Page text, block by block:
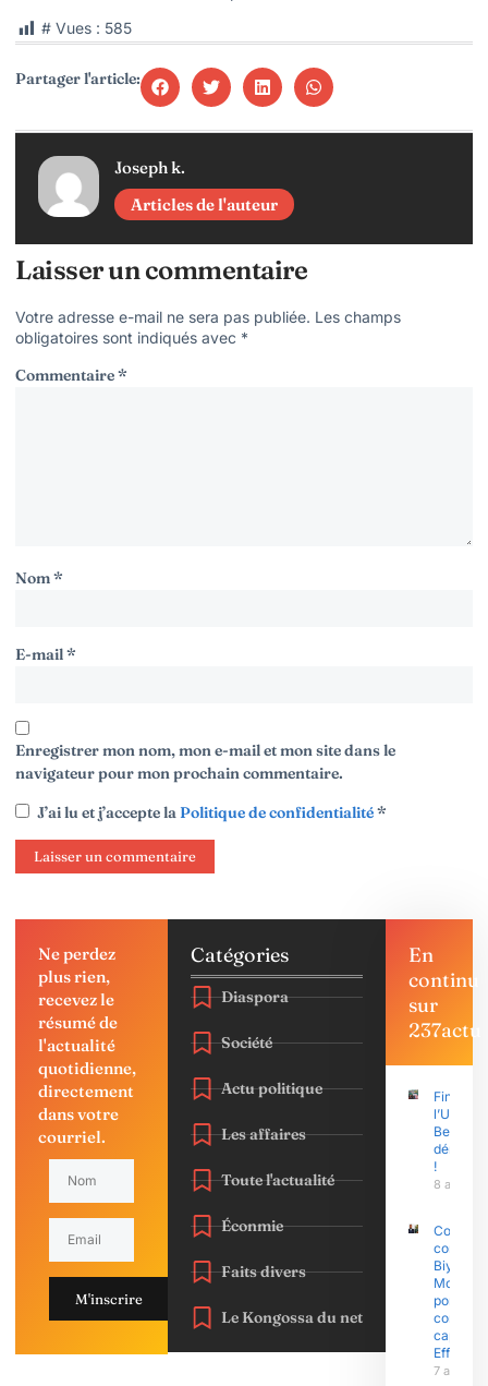
# Vues : 585
Partager l'article:
Joseph k.
Articles de l'auteur
Laisser un commentaire
Votre adresse e-mail ne sera pas publiée. Les champs
obligatoires sont indiqués avec *
Commentaire*
Nom*
E-mail*
Enregistrer mon nom, mon e-mail et mon site dans le
navigateur pour mon prochain commentaire.
J’ai lu et j’accepte la Politique de confidentialité*
Ne perdez
plus rien,
recevez le
résumé de
l'actualité
quotidienne,
directement
dans votre
courriel.
M'inscrire
Catégories
Diaspora
Société
Actu politique
Les affaires
Toute l'actualité
Éconmie
Faits divers
Le Kongossa du net
En
continu
sur
237actu
Finasu
Bertoua
!
8 août
Coup
contre
Biya :
porte
contre le
Effoudou
7 août